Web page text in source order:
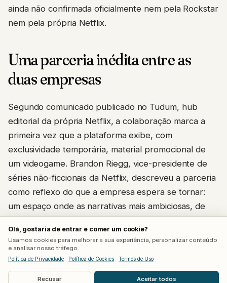
ainda não confirmada oficialmente nem pela Rockstar
nem pela própria Netflix.
Uma parceria inédita entre as
duas empresas
Segundo comunicado publicado no Tudum, hub
editorial da própria Netflix, a colaboração marca a
primeira vez que a plataforma exibe, com
exclusividade temporária, material promocional de
um videogame. Brandon Riegg, vice-presidente de
séries não-ficcionais da Netflix, descreveu a parceria
como reflexo do que a empresa espera se tornar:
um espaço onde as narrativas mais ambiciosas, de
A exibição acontece às 15h no horário do leste dos
Estados Unidos (16h em Brasília), exclusiva para
assinantes da Netflix por seis horas, antes de chegar
Olá, gostaria de entrar e comer um cookie?
Usamos cookies para melhorar a sua experiência, personalizar conteúdo
e analisar nosso tráfego.
Política de Privacidade · Política de Cookies · Termos de Uso
Recusar Aceitar todos